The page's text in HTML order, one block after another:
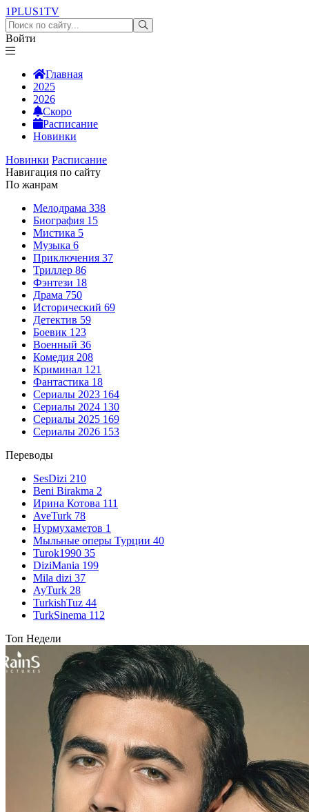
1PLUS1TV
Войти
Главная
2025
2026
Скоро
Расписание
Новинки
Новинки Расписание
Навигация по сайту
По жанрам
Мелодрама 338
Биография 15
Мистика 5
Музыка 6
Приключения 37
Триллер 86
Фэнтези 18
Драма 750
Исторический 69
Детектив 59
Боевик 123
Военный 36
Комедия 208
Криминал 121
Фантастика 18
Сериалы 2023 164
Сериалы 2024 130
Сериалы 2025 169
Сериалы 2026 153
Переводы
SesDizi 210
Beni Birakma 2
Ирина Котова 111
AveTurk 78
Нурмухаметов 1
Мыльные оперы Турции 40
Turok1990 35
DiziMania 199
Mila dizi 37
AyTurk 28
TurkishTuz 44
TurkSinema 112
Топ Недели